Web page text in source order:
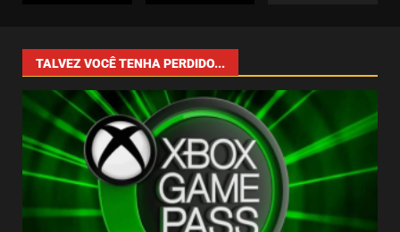
2
O Crescimento dos
Games: Uma Tendência que Veio
para Ficar
junho 3, 2025
Drive Beyond Horizons: Liberdade
e Aventura nas Estradas do
Impossível
TALVEZ VOCÊ TENHA PERDIDO...